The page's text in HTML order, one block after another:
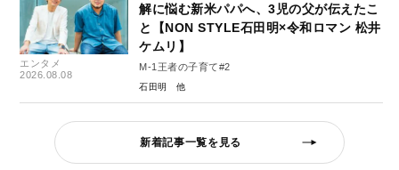
エンタメ
2026.08.08
解に悩む新米パパへ、3児の父が伝えたこ
と【NON STYLE石田明×令和ロマン 松井
ケムリ】
M-1王者の子育て#2
石田明
新着記事一覧を見る